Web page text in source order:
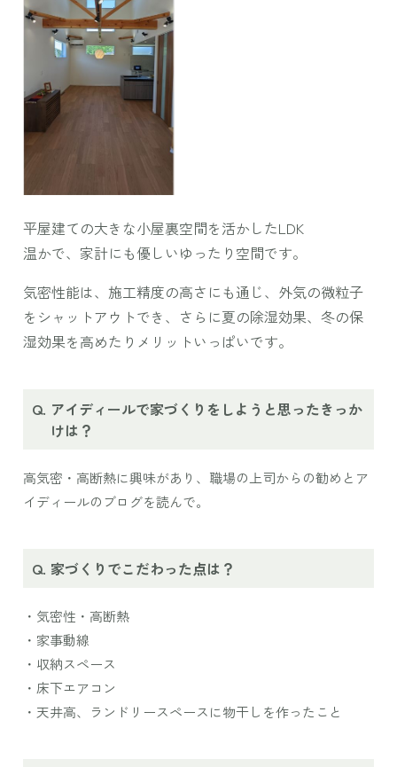
平屋建ての大きな小屋裏空間を活かしたLDK
温かで、家計にも優しいゆったり空間です。
気密性能は、施工精度の高さにも通じ、外気の微粒子
をシャットアウトでき、さらに夏の除湿効果、冬の保
湿効果を高めたりメリットいっぱいです。
アイディールで家づくりをしようと思ったきっか
けは？
高気密・高断熱に興味があり、職場の上司からの勧めとア
イディールのブログを読んで。
家づくりでこだわった点は？
・気密性・高断熱
・家事動線
・収納スペース
・床下エアコン
・天井高、ランドリースペースに物干しを作ったこと